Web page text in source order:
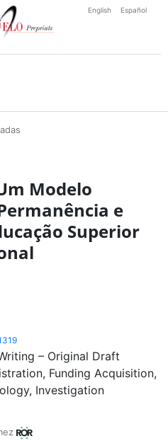
English Español
Modelo
e
Superior
– Original Draft
Funding Acquisition
Investigation